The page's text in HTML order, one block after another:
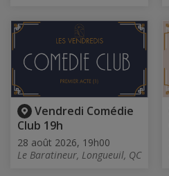
Vendredi Comédie
Club 19h
28 août 2026, 19h00
Le Baratineur, Longueuil, QC